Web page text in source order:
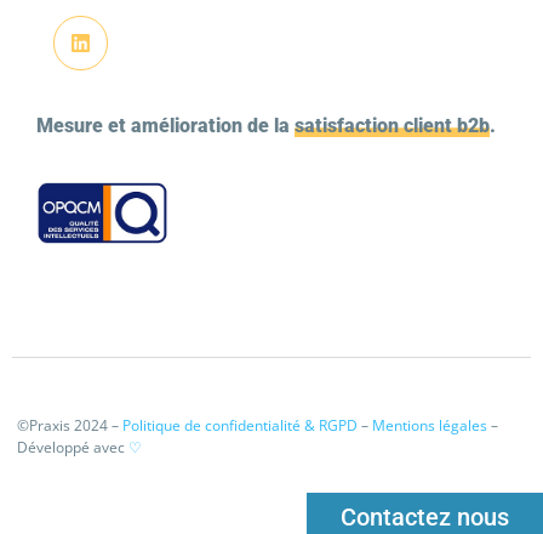
Mesure et amélioration de la satisfaction client b2b.
©Praxis 2024 – Politique de confidentialité & RGPD – Mentions légales–
Développé avec ♡
Contactez nous